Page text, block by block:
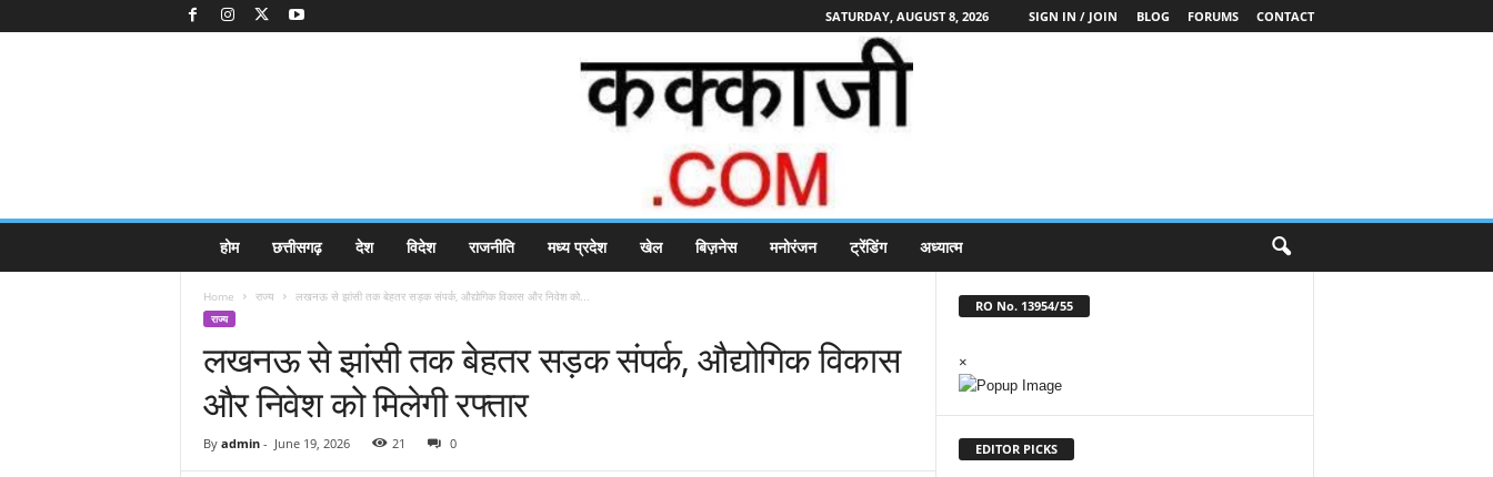
SATURDAY, AUGUST 8, 2026 SIGN IN / JOIN BLOG FORUMS CONTACT
k
होम छत्तीसगढ़ देश विदेश राजनीति मध्य प्रदेश खेल बिज़नेस मनोरंजन ट्रेंडिंग अध्यात्म
Home राज्य लखनऊ से झांसी तक बेहतर सड़क संपर्क, औद्योगिक विकास और निवेश को...
राज्य
लखनऊ से झांसी तक बेहतर सड़क संपर्क, औद्योगिक विकास
और निवेश को मिलेगी रफ्तार
By admin- June 19, 2026 21 0
RO No. 13954/55
×
EDITOR PICKS